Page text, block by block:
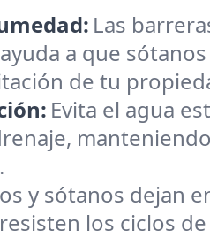
Las
a que
de tu
Evita el agua
y sótanos dejan
los ciclos